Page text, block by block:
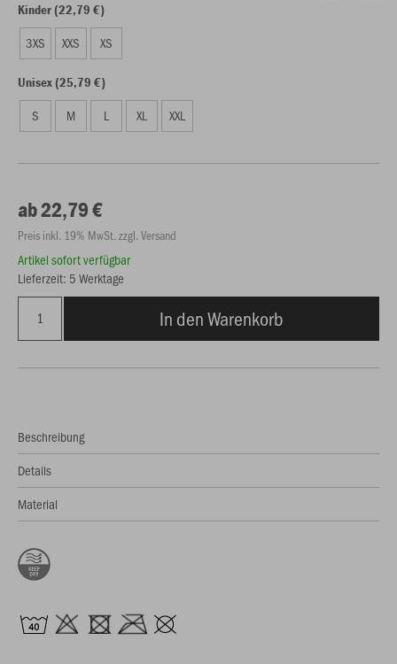
Kinder (22,79 €)
3XS XXS XS
Unisex (25,79 €)
S M L XL XXL
ab 22,79 €
Preis inkl. 19% MwSt. zzgl. Versand
Artikel sofort verfügbar
Lieferzeit: 5 Werktage
In den Warenkorb
Beschreibung
Details
Material